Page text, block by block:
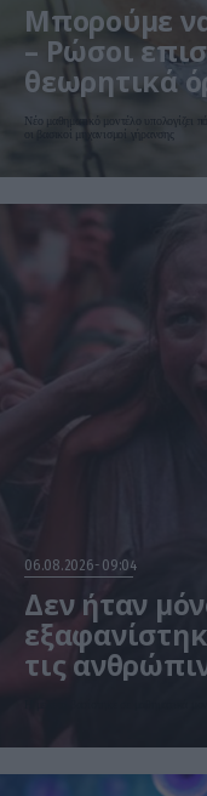
Μπορούμε
– Ρώσοι
θεωρητικά
ζωής
Νέο μαθηματικό μοντέλο υπολογίζει
οι βασικοί μηχανισμοί γήρανσης
06.08.2026 09:04
Δεν ήταν
τις